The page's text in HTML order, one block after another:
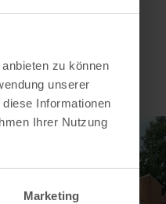
zu können
unserer
Informationen
Ihrer Nutzung
Marketing